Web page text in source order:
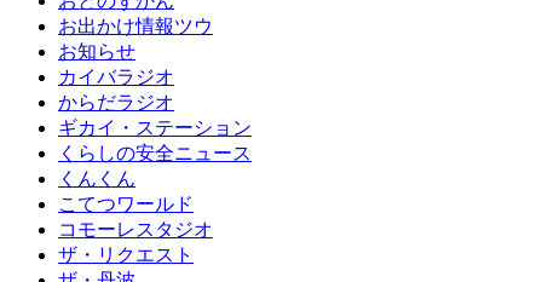
お出かけ情報ツウ
お知らせ
カイバラジオ
からだラジオ
ギカイ・ステーション
くらしの安全ニュース
くんくん
こてつワールド
コモーレスタジオ
ザ・リクエスト